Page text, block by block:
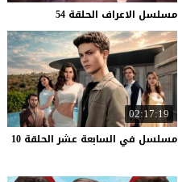
مسلسل الاعراف الحلقة 54
02:17:19
مسلسل في السابعة عشر الحلقة 10